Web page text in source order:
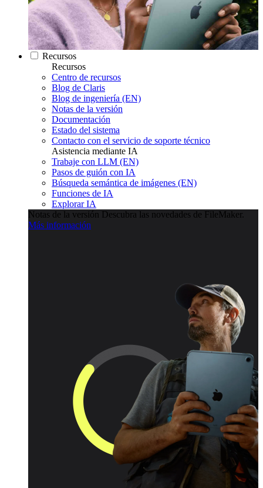
Recursos
Recursos
Centro de recursos
Blog de Claris
Blog de ingeniería (EN)
Notas de la versión
Documentación
Estado del sistema
Contacto con el servicio de soporte técnico
Asistencia mediante IA
Trabaje con LLM (EN)
Pasos de guión con IA
Búsqueda semántica de imágenes (EN)
Funciones de IA
Explorar IA
Notas de la versión Descubra las novedades de FileMaker.
Más información